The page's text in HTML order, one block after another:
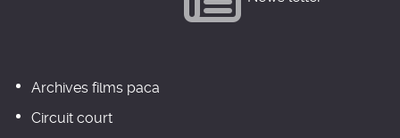
Archives films paca
Circuit court